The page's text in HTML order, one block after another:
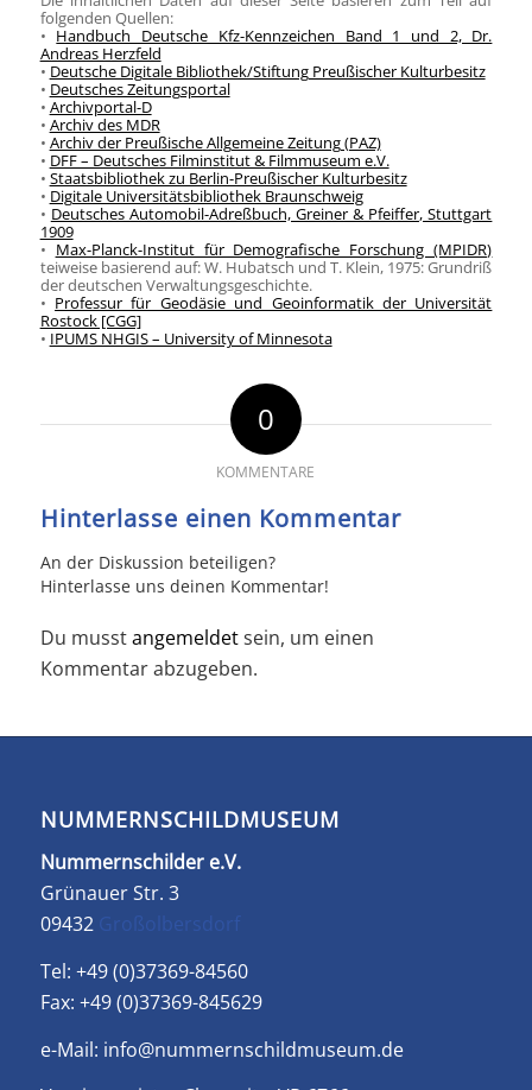
folgenden Quellen:
• Handbuch Deutsche Kfz-Kennzeichen Band 1 und 2, Dr.
Andreas Herzfeld
• Deutsche Digitale Bibliothek/Stiftung Preußischer Kulturbesitz
• Deutsches Zeitungsportal
• Archivportal-D
• Archiv des MDR
• Archiv der Preußische Allgemeine Zeitung (PAZ)
• DFF – Deutsches Filminstitut & Filmmuseum e.V.
• Staatsbibliothek zu Berlin-Preußischer Kulturbesitz
• Digitale Universitätsbibliothek Braunschweig
• Deutsches Automobil-Adreßbuch, Greiner & Pfeiffer, Stuttgart
1909
• Max-Planck-Institut für Demografische Forschung (MPIDR)
teiweise basierend auf: W. Hubatsch und T. Klein, 1975: Grundriß
der deutschen Verwaltungsgeschichte.
• Professur für Geodäsie und Geoinformatik der Universität
Rostock [CGG]
• IPUMS NHGIS – University of Minnesota
0
KOMMENTARE
Hinterlasse einen Kommentar
An der Diskussion beteiligen?
Hinterlasse uns deinen Kommentar!
Du musstangemeldetsein, um einen
Kommentar abzugeben.
NUMMERNSCHILDMUSEUM
Nummernschilder e.V.
Grünauer Str. 3
09432 Großolbersdorf
Tel: +49 (0)37369-84560
Fax: +49 (0)37369-845629
e-Mail: info@nummernschildmuseum.de